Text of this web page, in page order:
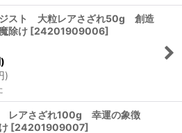
ジスト 大粒レアさざれ50g 創造
除け [24201909006]
)
レアさざれ100g 幸運の象徴
[24201909007]